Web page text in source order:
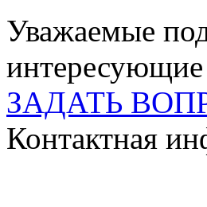
Уважаемые
ЗАДАТЬ
Контактная